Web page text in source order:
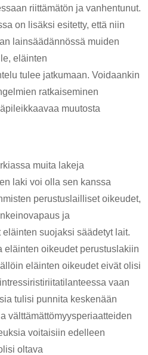
riittämätön ja vanhentunut.
on lisäksi esitetty, että niin
lainsäädännössä muiden
eläinten
tulee jatkumaan. Voidaankin
ratkaiseminen
muutosta
muita lakeja
laki voi olla sen kanssa
perustuslailliset oikeudet,
ja
suojaksi säädetyt lait.
eläinten oikeudet perustuslakiin
eläinten oikeudet eivät olisi
vaan
tulisi punnita keskenään
välttämättömyysperiaatteiden
voitaisiin edelleen
oltava